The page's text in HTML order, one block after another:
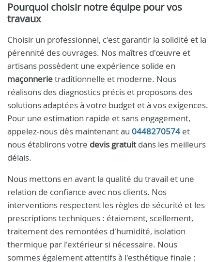
Pourquoi choisir notre équipe pour vos
travaux
Choisir un professionnel, c'est garantir la solidité et la
pérennité des ouvrages. Nos maîtres d'œuvre et
artisans possèdent une expérience solide en
maçonnerietraditionnelle et moderne. Nous
réalisons des diagnostics précis et proposons des
solutions adaptées à votre budget et à vos exigences.
Pour une estimation rapide et sans engagement,
appelez-nous dès maintenant au 0448270574 et
nous établirons votre devis gratuitdans les meilleurs
délais.
Nous mettons en avant la qualité du travail et une
relation de confiance avec nos clients. Nos
interventions respectent les règles de sécurité et les
prescriptions techniques : étaiement, scellement,
traitement des remontées d'humidité, isolation
thermique par l'extérieur si nécessaire. Nous
sommes également attentifs à l'esthétique finale :